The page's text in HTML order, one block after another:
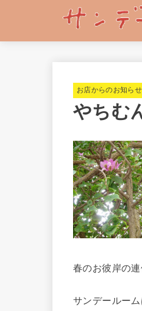
お店からのお知らせ
やちむ
春のお彼岸の
サンデールー